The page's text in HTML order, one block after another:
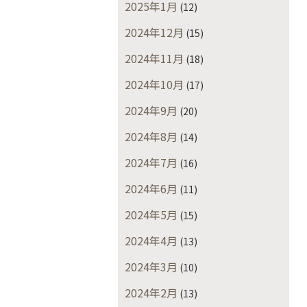
2025年1月 (12)
2024年12月 (15)
2024年11月 (18)
2024年10月 (17)
2024年9月 (20)
2024年8月 (14)
2024年7月 (16)
2024年6月 (11)
2024年5月 (15)
2024年4月 (13)
2024年3月 (10)
2024年2月 (13)